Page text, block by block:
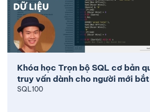
Khóa học Trọn bộ SQL cơ bản
truy vấn dành cho người mới
SQL100